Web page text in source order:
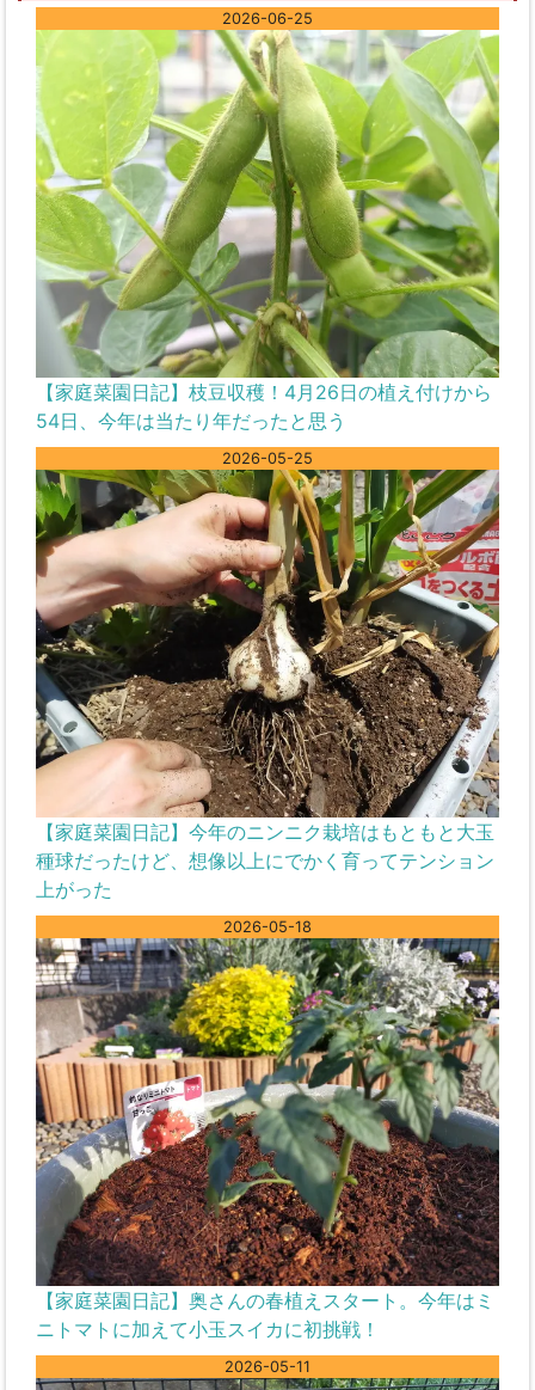
2026-06-25
【家庭菜園日記】枝豆収穫！4月26日の植え付けから
54日、今年は当たり年だったと思う
2026-05-25
【家庭菜園日記】今年のニンニク栽培はもともと大玉
種球だったけど、想像以上にでかく育ってテンション
上がった
2026-05-18
【家庭菜園日記】奥さんの春植えスタート。今年はミ
ニトマトに加えて小玉スイカに初挑戦！
2026-05-11